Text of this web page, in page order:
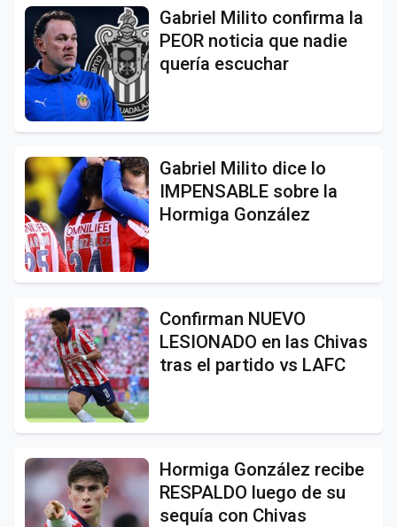
Gabriel Milito confirma la
PEOR noticia que nadie
quería escuchar
Gabriel Milito dice lo
IMPENSABLE sobre la
Hormiga González
Confirman NUEVO
LESIONADO en las Chivas
tras el partido vs LAFC
Hormiga González recibe
RESPALDO luego de su
sequía con Chivas